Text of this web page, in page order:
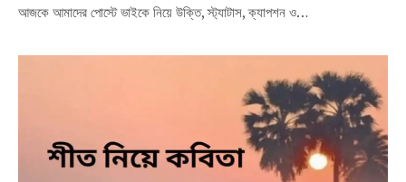
আজকে আমাদের পোস্টে ভাইকে নিয়ে উক্তি, স্ট্যাটাস, ক্যাপশন ও…